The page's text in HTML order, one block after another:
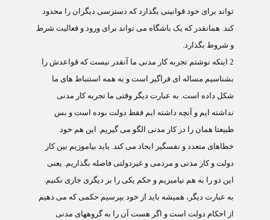
تواند برای خود قوانینی بگذارد که دسترسی دیگران را محدود
کند. همانقدر که یک باشگاه می تواند برای ورود و فعالیت شرط
و شروط بگذارد.
2 اینکه نوشتم تجربه کار مدنی ما آنقدر نیست که قواعدش را
بشناسیم مساله ای فراگیر است و به همه استنباط های ما
شکل داده است. به عبارت دیگر وقتی ما تجربه کار مدنی
نداشته ایم و آنچه داشته ایم فقط دولت بوده است و بس
طبیعتا همان را در کار مدنی الگو می گیریم. این هم خود
خطاهای متعدد و نفسگیر ایجاد می کند. باید بیاموزیم بین کار
دولت و کار مدنی و مردمی و غیردولتی فاصله بگذاریم. یعنی
این دو را به هم نیامیزیم و حکم یکی را بر دیگری جاری نکنیم.
به عبارت دیگر، همیشه باید از خود بپرسیم حکمی که می دهیم
از احکام دولت است و اگر هست آن را به گروههای مدنی